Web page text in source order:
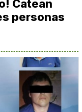
Catean
personas